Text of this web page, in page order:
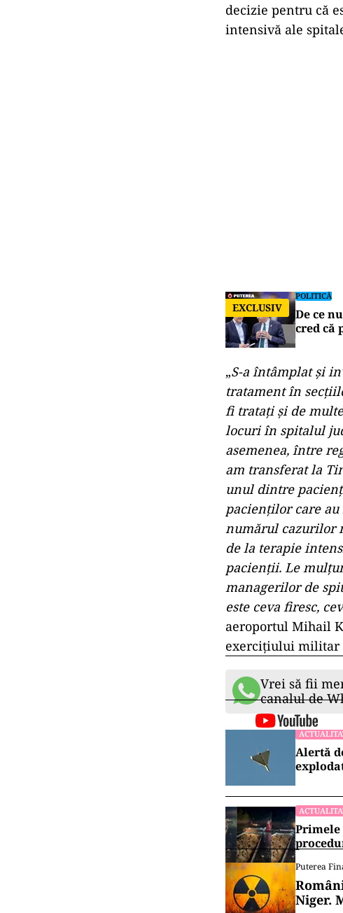
decizie pentru că
intensivă ale
EXCLUSIV
POLITICĂ
De ce
cred că
„S-a întâmplat şi
tratament în
fi trataţi şi de
locuri în spitalul
asemenea, între
am transferat la
unul dintre
pacienţilor care
numărul cazurilor
de la terapie
pacienţii. Le
managerilor de
este ceva firesc,
aeroportul Mihail
exerciţiului militar
Vrei să fii
canalul de
Alertă
Primele
Puterea
Niger.